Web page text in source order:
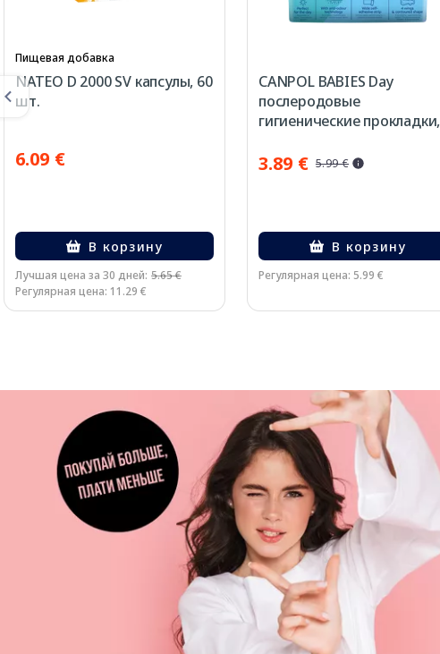
Пищевая добавка
NATEO D 2000 SV капсулы, 60
шт.
6.09 €
В корзину
Лучшая цена за 30 дней: 5.65 €
Регулярная цена: 11.29 €
CANPOL BABIES Day
послеродовые
гигиенические прокладки,
3.89 € 5.99 €
В корзину
Регулярная цена: 5.99 €